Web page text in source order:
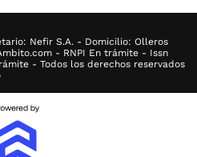
Nefir S.A. - Domicilio: Olleros
- RNPI En trámite - Issn
- Todos los derechos reservados